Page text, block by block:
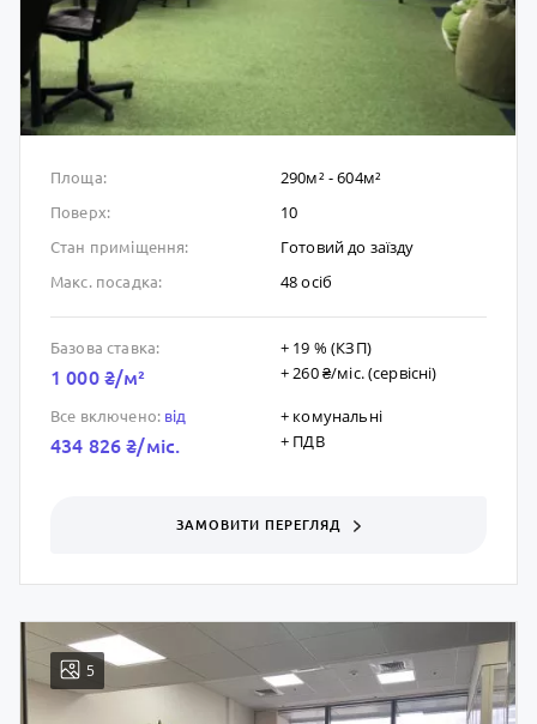
Площа: 290м² - 604м²
Поверх: 10
Стан приміщення: Готовий до заïзду
Макс. посадка: 48 осіб
Базова ставка:
1 000 ₴/м²
+ 19 % (КЗП)
+ 260 ₴/мic. (сервісні)
Все включено: від
434 826 ₴/мic.
+ комунальні
+ ПДВ
ЗАМОВИТИ ПЕРЕГЛЯД
5